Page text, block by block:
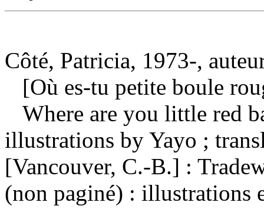
Côté, Patricia, 1973-,
[Où es-tu petite boule
Where are you little red
illustrations by Yayo ;
[Vancouver, C.-B.] :
(non paginé) : illustrations